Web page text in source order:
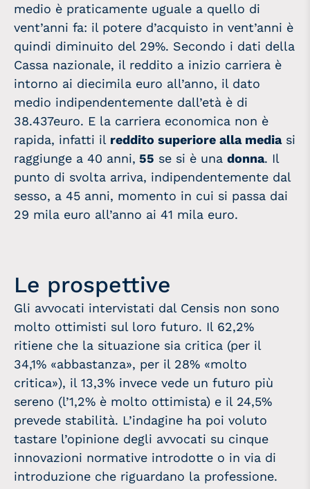
medio è praticamente uguale a quello di
vent’anni fa: il potere d’acquisto in vent’anni è
quindi diminuito del 29%. Secondo i dati della
Cassa nazionale, il reddito a inizio carriera è
intorno ai diecimila euro all’anno, il dato
medio indipendentemente dall’età è di
38.437euro. E la carriera economica non è
rapida, infatti il reddito superiore alla mediasi
raggiunge a 40 anni, 55 se si è una donna. Il
punto di svolta arriva, indipendentemente dal
sesso, a 45 anni, momento in cui si passa dai
29 mila euro all’anno ai 41 mila euro.
Le prospettive
Gli avvocati intervistati dal Censis non sono
molto ottimisti sul loro futuro. Il 62,2%
ritiene che la situazione sia critica (per il
34,1% «abbastanza», per il 28% «molto
critica»), il 13,3% invece vede un futuro più
sereno (l’1,2% è molto ottimista) e il 24,5%
prevede stabilità. L’indagine ha poi voluto
tastare l’opinione degli avvocati su cinque
innovazioni normative introdotte o in via di
introduzione che riguardano la professione.